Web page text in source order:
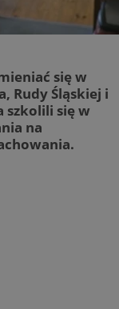
się w
Rudy Śląskiej i
szkolili się w
na